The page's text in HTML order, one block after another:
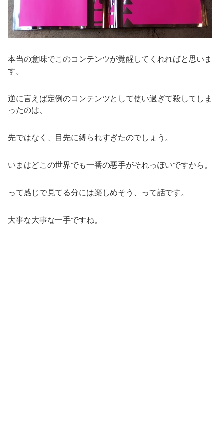
本当の意味でこのコンテンツが覚醒してくれればと思いま
す。
逆に言えば定例のコンテンツとして使い過ぎて殺してしま
ったのは、
先ではなく、目先に縛られすぎたのでしょう。
いまはどこの世界でも一番の悪手がそれっぽいですから。
って感じで見てる分には楽しめそう、って話です。
大事な大事な一手ですね。